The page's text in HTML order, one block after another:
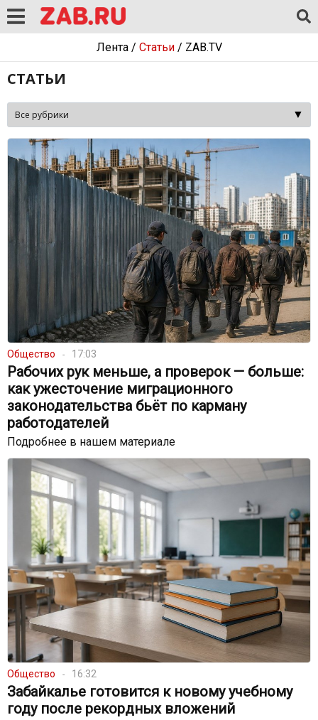
Лента/ Статьи/ ZAB.TV
СТАТЬИ
Общество 17:03
Рабочих рук меньше, а проверок — больше:
как ужесточение миграционного
законодательства бьёт по карману
работодателей
Подробнее в нашем материале
Общество 16:32
Забайкалье готовится к новому учебному
году после рекордных вложений